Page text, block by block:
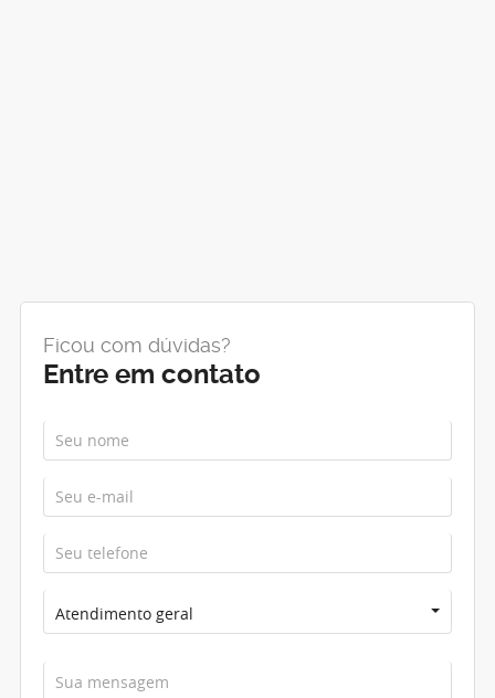
Ficou com dúvidas?
Entre em contato
Atendimento geral